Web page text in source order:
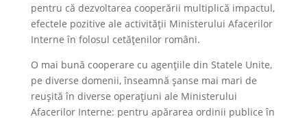
pentru că dezvoltarea cooperării multiplică impactul,
efectele pozitive ale activității Ministerului Afacerilor
Interne în folosul cetățenilor români.
O mai bună cooperare cu agențiile din Statele Unite,
pe diverse domenii, înseamnă șanse mai mari de
reușită în diverse operațiuni ale Ministerului
Afacerilor Interne: pentru apărarea ordinii publice în